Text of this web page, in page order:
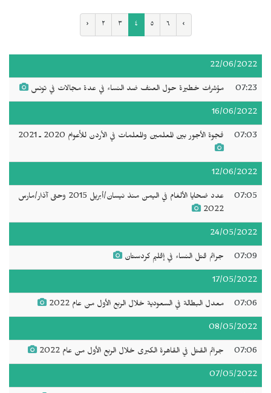
‹ ٢ ٣ ٤ ٥ ٦ ›
22/06/2022
07:23 مؤشرات خطيرة حول العنف ضد النساء في عدة مجالات في تونس
16/06/2022
07:03 فجوة الأجور بين المعلمين والمعلمات في الأردن للأعوام 2020 ـ 2021
12/06/2022
07:05
عدد ضحايا الألغام في اليمن منذ نيسان/أبريل 2015 وحتى آذار/مارس
2022
24/05/2022
07:09 جرائم قتل النساء في إقليم كردستان
17/05/2022
07:06 معدل البطالة في السعودية خلال الربع الأول من عام 2022
08/05/2022
07:06 جرائم القتل في القاهرة الكبرى خلال الربع الأول من عام 2022
07/05/2022